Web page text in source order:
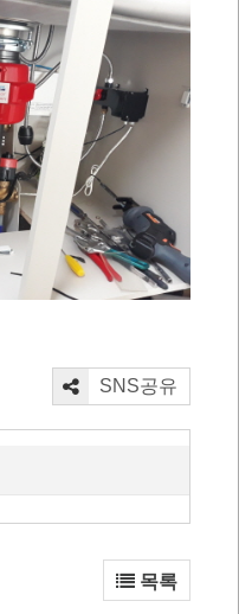
SNS공유
목록